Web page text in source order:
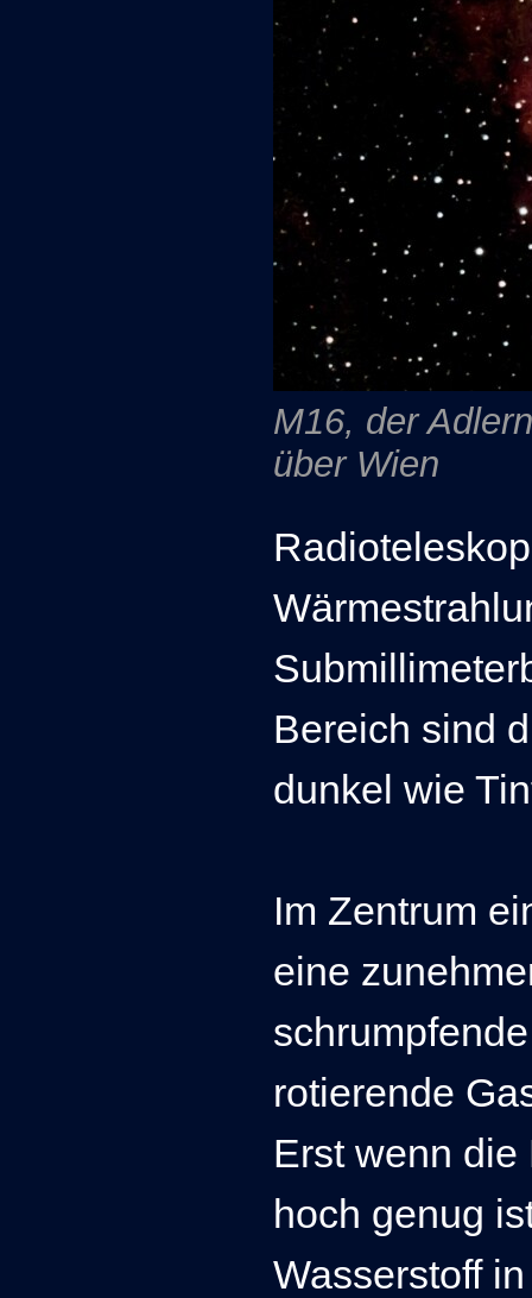
M16, der
über Wien
Bereich sind
dunkel wie
Im Zentrum
eine
rotierende
Erst wenn
hoch genug
Wasserstoff